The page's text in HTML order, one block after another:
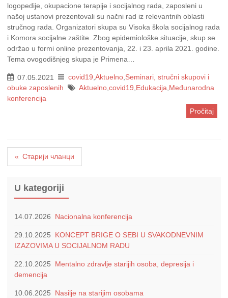
U kategoriji
14.07.2026 Nacionalna konferencija
29.10.2025
KONCEPT BRIGE O SEBI U SVAKODNEVNIM
IZAZOVIMA U SOCIJALNOM RADU
22.10.2025
Mentalno zdravlje starijih osoba, depresija i
demencija
10.06.2025 Nasilje na starijim osobama
logopedije, okupacione terapije i socijalnog rada, zaposleni u
našoj ustanovi prezentovali su načni rad iz relevantnih oblasti
stručnog rada. Organizatori skupa su Visoka škola socijalnog rada
i Komora socijalne zaštite. Zbog epidemiološke situacije, skup se
održao u formi online prezentovanja, 22. i 23. aprila 2021. godine.
Tema ovogodišnjeg skupa je Primena…
07.05.2021 covid19,Aktuelno,Seminari, stručni skupovi i
obuke zaposlenih
Aktuelno,covid19,Edukacija,Međunarodna
konferencija
Pročitaj
Кретање
чланака
Старији чланци